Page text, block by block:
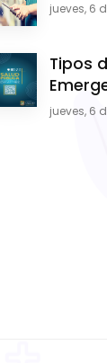
jueves, 6
Tipos
jueves, 6